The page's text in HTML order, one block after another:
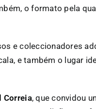
o formato pela
e coleccionadores
e também o lugar
Correia, que convidou